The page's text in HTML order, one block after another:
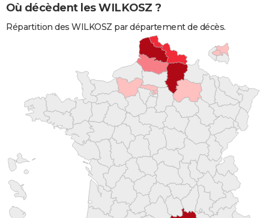
Où décèdent les WILKOSZ ?
Répartition des WILKOSZ par département de décès.